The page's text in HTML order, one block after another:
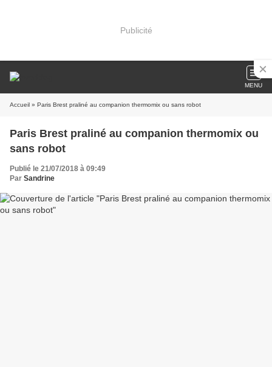
Publicité
MENU
Accueil » Paris Brest praliné au companion thermomix ou sans robot
Paris Brest praliné au companion thermomix ou
sans robot
Publié le 21/07/2018 à 09:49
Par Sandrine